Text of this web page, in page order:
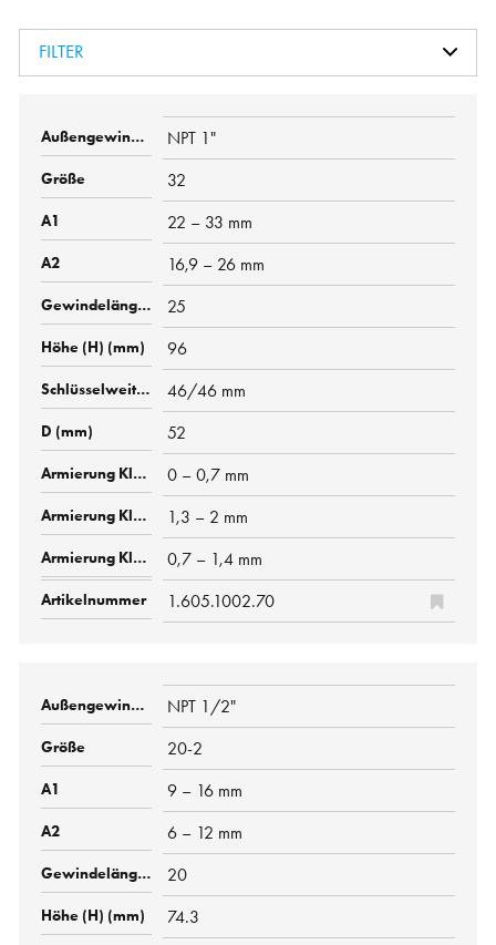
FILTER
NPT 1"
32
22 – 33 mm
16,9 – 26 mm
25
96
46/46 mm
52
0 – 0,7 mm
1,3 – 2 mm
0,7 – 1,4 mm
1.605.1002.70
NPT 1/2"
20-2
9 – 16 mm
6 – 12 mm
20
74.3